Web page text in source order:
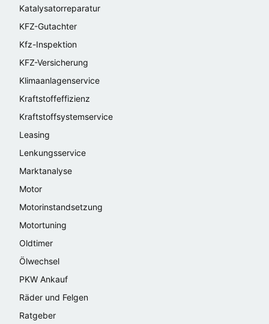
Katalysatorreparatur
KFZ-Gutachter
Kfz-Inspektion
KFZ-Versicherung
Klimaanlagenservice
Kraftstoffeffizienz
Kraftstoffsystemservice
Leasing
Lenkungsservice
Marktanalyse
Motor
Motorinstandsetzung
Motortuning
Oldtimer
Ölwechsel
PKW Ankauf
Räder und Felgen
Ratgeber